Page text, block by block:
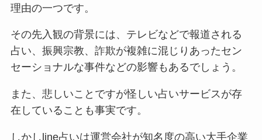
理由の一つです。
その先入観の背景には、テレビなどで報道される
占い、振興宗教、詐欺が複雑に混じりあったセン
セーショナルな事件などの影響もあるでしょう。
また、悲しいことですが怪しい占いサービスが存
在していることも事実です。
しかしline占いは運営会社が知名度の高い大手企業